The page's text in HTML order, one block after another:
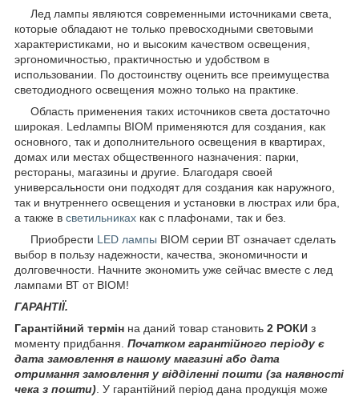
Лед лампы являются современными источниками света,
которые обладают не только превосходными световыми
характеристиками, но и высоким качеством освещения,
эргономичностью, практичностью и удобством в
использовании. По достоинству оценить все преимущества
светодиодного освещения можно только на практике.
Область применения таких источников света достаточно
широкая. Ledлампы BIOM применяются для создания, как
основного, так и дополнительного освещения в квартирах,
домах или местах общественного назначения: парки,
рестораны, магазины и другие. Благодаря своей
универсальности они подходят для создания как наружного,
так и внутреннего освещения и установки в люстрах или бра,
а также в светильниках как с плафонами, так и без.
Приобрести LED лампы BIOM серии ВТ означает сделать
выбор в пользу надежности, качества, экономичности и
долговечности. Начните экономить уже сейчас вместе с лед
лампами ВТ от BIOM!
ГАРАНТІЇ.
Гарантійний термін на даний товар становить 2 РОКИ з
моменту придбання. Початком гарантійного періоду є
дата замовлення в нашому магазині або дата
отримання замовлення у відділенні пошти (за наявності
чека з пошти) . У гарантійний період дана продукція може